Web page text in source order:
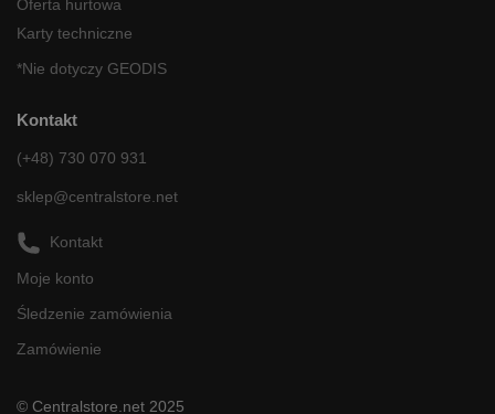
Oferta hurtowa
Karty techniczne
*Nie dotyczy GEODIS
Kontakt
(+48) 730 070 931
sklep@centralstore.net
Kontakt
Moje konto
Śledzenie zamówienia
Zamówienie
© Centralstore.net 2025